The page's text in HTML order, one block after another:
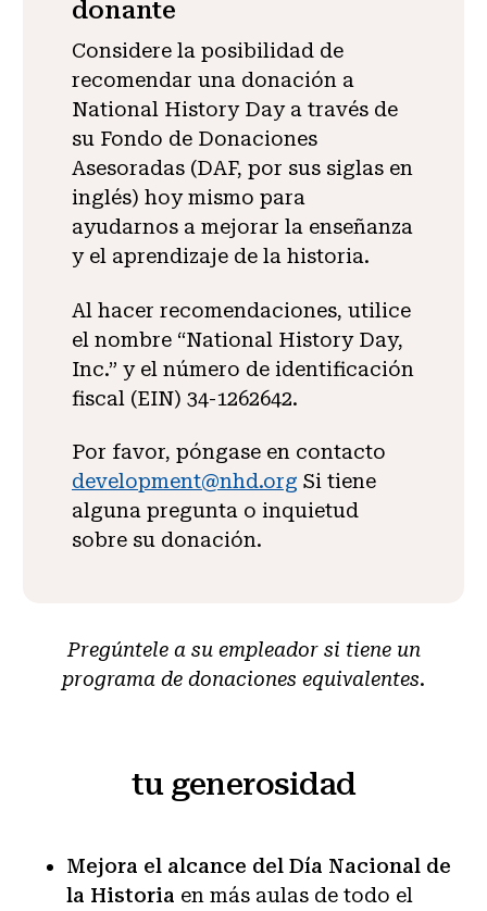
donante
Considere la posibilidad de
recomendar una donación a
National History Day a través de
su Fondo de Donaciones
Asesoradas (DAF, por sus siglas en
inglés) hoy mismo para
ayudarnos a mejorar la enseñanza
y el aprendizaje de la historia.
Al hacer recomendaciones, utilice
el nombre “National History Day,
Inc.” y el número de identificación
fiscal (EIN) 34-1262642.
Por favor, póngase en contacto
development@nhd.org Si tiene
alguna pregunta o inquietud
sobre su donación.
Pregúntele a su empleador si tiene un
programa de donaciones equivalentes.
tu generosidad
Mejora el alcance del Día Nacional de
la Historia en más aulas de todo el